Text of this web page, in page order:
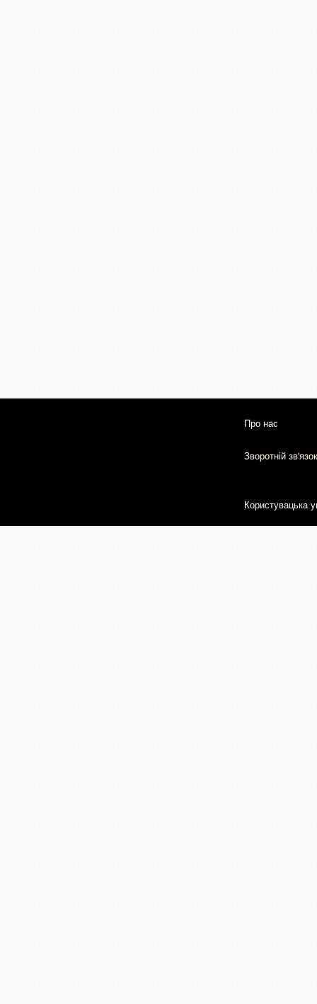
Про нас
Зворотній зв'язок
Користувацька